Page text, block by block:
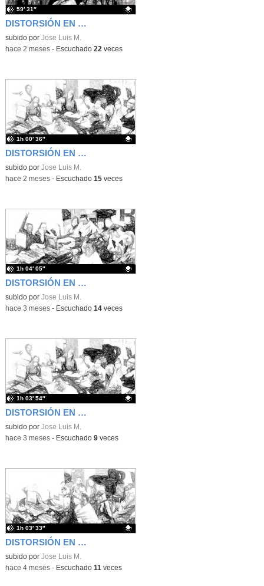
DISTORSIÓN EN LAS ONDAS 04/06/26
Contenido educativo.
subido por Jose Luis M.
59′ 31″
-hace 2 meses- Escuchado 22veces
DISTORSIÓN EN LAS ONDAS 22/05/26
Contenido educativo.
subido por Jose Luis M.
1h 00′ 36″
-hace 2 meses- Escuchado 15veces
DISTORSIÓN EN LAS ONDAS 06/05/26
Contenido educativo.
subido por Jose Luis M.
1h 04′ 05″
-hace 3 meses- Escuchado 14veces
DISTORSIÓN EN LAS ONDAS 22/04/26
Contenido educativo.
subido por Jose Luis M.
1h 03′ 54″
-hace 3 meses- Escuchado 9veces
DISTORSIÓN EN LAS ONDAS 09/04/26
Contenido educativo.
subido por Jose Luis M.
1h 03′ 33″
-hace 4 meses- Escuchado 11veces